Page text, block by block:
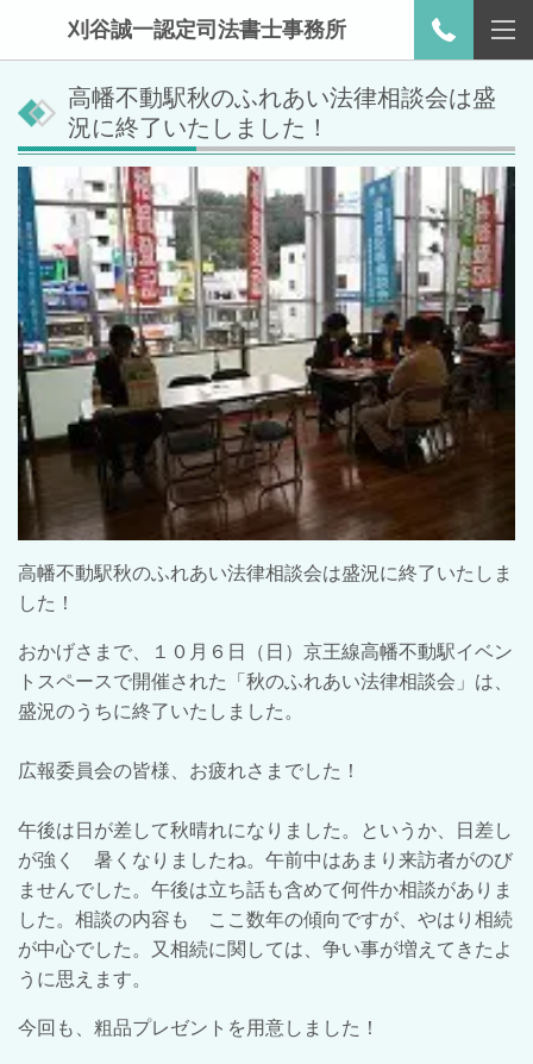
刈谷誠一認定司法書士事務所
高幡不動駅秋のふれあい法律相談会は盛
況に終了いたしました！
高幡不動駅秋のふれあい法律相談会は盛況に終了いたしま
した！
おかげさまで、１０月６日（日）京王線高幡不動駅イベン
トスペースで開催された「秋のふれあい法律相談会」は、
盛況のうちに終了いたしました。
広報委員会の皆様、お疲れさまでした！
午後は日が差して秋晴れになりました。というか、日差し
が強く 暑くなりましたね。午前中はあまり来訪者がのび
ませんでした。午後は立ち話も含めて何件か相談がありま
した。相談の内容も ここ数年の傾向ですが、やはり相続
が中心でした。又相続に関しては、争い事が増えてきたよ
うに思えます。
今回も、粗品プレゼントを用意しました！